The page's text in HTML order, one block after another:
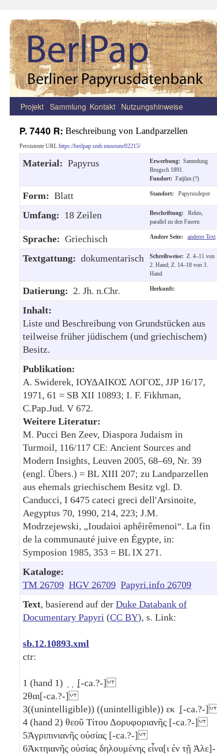
Zum
springen
Projekt Sammlung Kontakt Nutzungshinweise
P. 7440 R: Beschreibung von Landparzellen
Persistente URL https://berlpap.smb.museum/02215/
Material: Papyrus Erwerbung: Sammlung
Brugsch 1891.
Fundort: Faijûm (?)
Form: Blatt Standort: Papyrusdepot
Umfang: 18 Zeilen Beschriftung:
Rekto,
parallel zu den Fasern
Sprache: Griechisch Andere Seite: anderer Text
Textgattung: dokumentarisch Schreibweise: Z. 4–11 von
2. Hand; Z. 14–18 von 3.
Hand
Datierung: 2. Jh. n.Chr. Herkunft:
Inhalt:
Liste und Beschreibung von Grundstücken aus
teilweise früher jüdischem (und griechischem)
Besitz.
Publikation:
A. Swiderek, ΙΟΥΔΑΙΚΟΣ ΛΟΓΟΣ, JJP 16/17,
1971, 61 = SB XII 10893; I. F. Fikhman,
C.Pap.Jud. V 672.
Weitere Literatur:
M. Pucci Ben Zeev, Diaspora Judaism in
Turmoil, 116/117 CE: Ancient Sources and
Modern Insights, Leuven 2005, 68–69, Nr. 39
(engl. Übers.) = BL XIII 207; zu Landparzellen
aus ehemals griechischem Besitz vgl. D.
Canducci, I 6475 cateci greci dell'Arsinoite,
Aegyptus 70, 1990, 214, 223; J.M.
Modrzejewski, „Ioudaioi aphêirêmenoi“. La fin
de la communauté juive en Égypte, in:
Symposion 1985, 353 = BL IX 271.
Kataloge:
TM 26709 HGV 26709 Papyri.info 26709
Text, basierend auf der Duke Databank of
Documentary Papyri (CC BY), s. Link:
sb.12.10893.xml
ctr:
1 (hand 1) ̣ ̣ ̣[-ca.?-]
2θαι[-ca.?-]
3((unintelligible)) ((unintelligible)) εκ ̣[-
4 (hand 2) θεοῦ Τίτου Δορυφοριανῆς [-ca.?-]
5Ἀγριπινιανῆς οὐσίας [-ca.?-]
6Ἀκτηιανῆς οὐσίας δηλουμένης εἶνα[ι ἐν τῇ Ἀλε]-